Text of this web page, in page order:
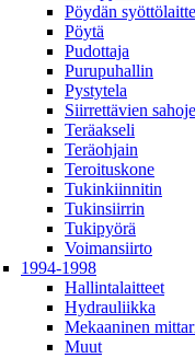
Pöydän
Pöytä
Pudottaja
Purupuhallin
Pystytela
Siirrettävien
Teräakseli
Teräohjain
Teroituskone
Tukinkiinnitin
Tukinsiirrin
Tukipyörä
Voimansiirto
1994-1998
Hallintalaitteet
Hydrauliikka
Mekaaninen
Muut